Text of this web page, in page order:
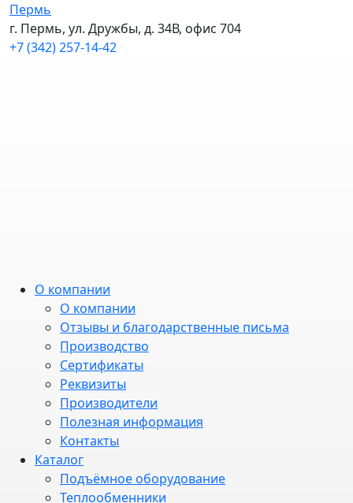
Пермь
г. Пермь, ул. Дружбы, д. 34В, офис 704
+7 (342) 257-14-42
О компании
О компании
Отзывы и благодарственные письма
Производство
Сертификаты
Реквизиты
Производители
Полезная информация
Контакты
Каталог
Подъёмное оборудование
Теплообменники